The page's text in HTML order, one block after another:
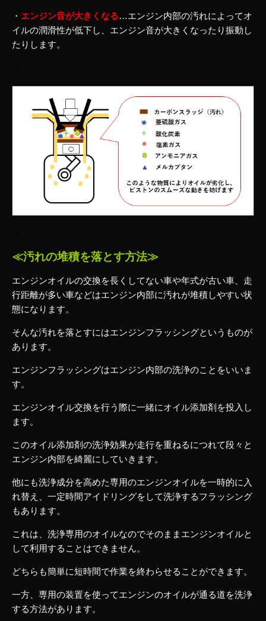
・ エンジン音が大きくなる…エンジン内部の汚れによってオ
イルの潤滑性が低下し、エンジン音が大きくなったり振動し
たりします。
≪汚れの堆積を落とす方法≫
エンジンオイルの交換を長くしてない車や年式が古い車、走
行距離が多い車などはエンジン内部に汚れが堆積しやすい状
態になります。
そんな汚れを落とすにはエンジンフラッシングというものが
あります。
エンジンフラッシングはエンジン内部の洗浄のことをいいま
す。
エンジンオイル交換を行う際に一緒にオイル添加剤を投入し
ます。
このオイル添加剤の洗浄効果が走行を重ねるにつれて段々と
エンジン内部を綺麗にしていきます。
他にも洗浄成分を高めた専用のエンジンオイルを一時的に入
れ替え、一定時間アイドリングをして洗浄するフラッシング
もあります。
これは、洗浄専用のオイルなのでそのままエンジンオイルと
して利用することはできません。
どちらも簡単に短時間で作業を終わらせることができます。
一方、専用の装置を使ってエンジンのオイルが通る道を洗浄
する方法があります。